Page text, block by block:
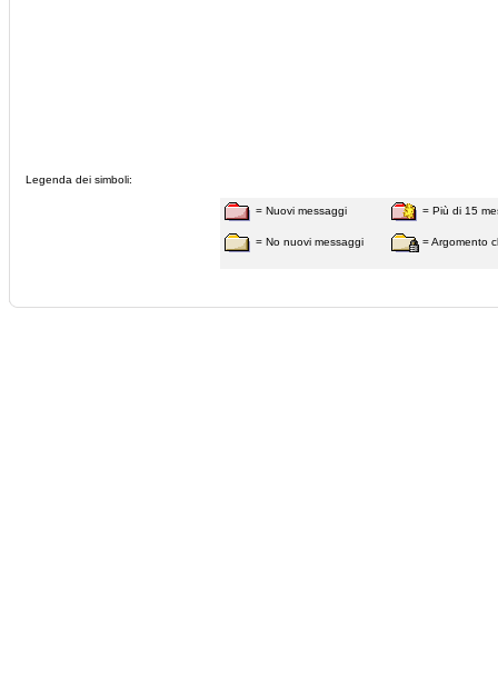
Legenda dei simboli:
= Nuovi messaggi
= No nuovi messaggi
= Più di 15
= Argomento